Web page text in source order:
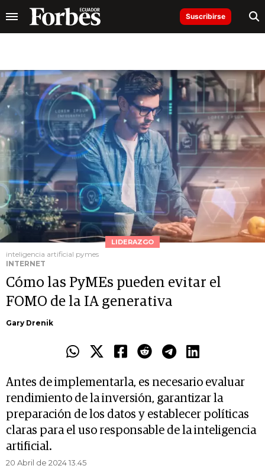
Suscribirse
LIDERAZGO
inteligencia artificial pymes
INTERNET
Cómo las PyMEs pueden evitar el
FOMO de la IA generativa
Gary Drenik
Antes de implementarla, es necesario evaluar
rendimiento de la inversión, garantizar la
preparación de los datos y establecer políticas
claras para el uso responsable de la inteligencia
artificial.
20 Abril de 2024 13.45